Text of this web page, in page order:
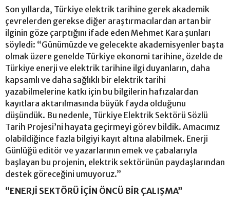
Son yıllarda, Türkiye elektrik tarihine gerek akademik
çevrelerden gerekse diğer araştırmacılardan artan bir
ilginin göze çarptığını ifade eden Mehmet Kara şunları
söyledi: “Günümüzde ve gelecekte akademisyenler başta
olmak üzere genelde Türkiye ekonomi tarihine, özelde de
Türkiye enerji ve elektrik tarihine ilgi duyanların, daha
kapsamlı ve daha sağlıklı bir elektrik tarihi
yazabilmelerine katkı için bu bilgilerin hafızalardan
kayıtlara aktarılmasında büyük fayda olduğunu
düşündük. Bu nedenle, Türkiye Elektrik Sektörü Sözlü
Tarih Projesi’ni hayata geçirmeyi görev bildik. Amacımız
olabildiğince fazla bilgiyi kayıt altına alabilmek. Enerji
Günlüğü editör ve yazarlarının emek ve çabalarıyla
başlayan bu projenin, elektrik sektörünün paydaşlarından
destek göreceğini umuyoruz.”
“ENERJİ SEKTÖRÜ İÇİN ÖNCÜ BİR ÇALIŞMA”